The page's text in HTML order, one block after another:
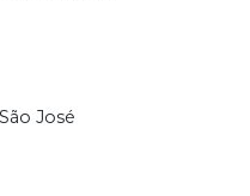
José